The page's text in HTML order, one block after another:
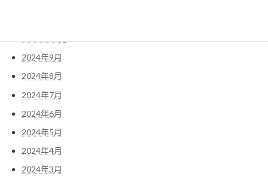
2024年9月
2024年8月
2024年7月
2024年6月
2024年5月
2024年4月
2024年3月